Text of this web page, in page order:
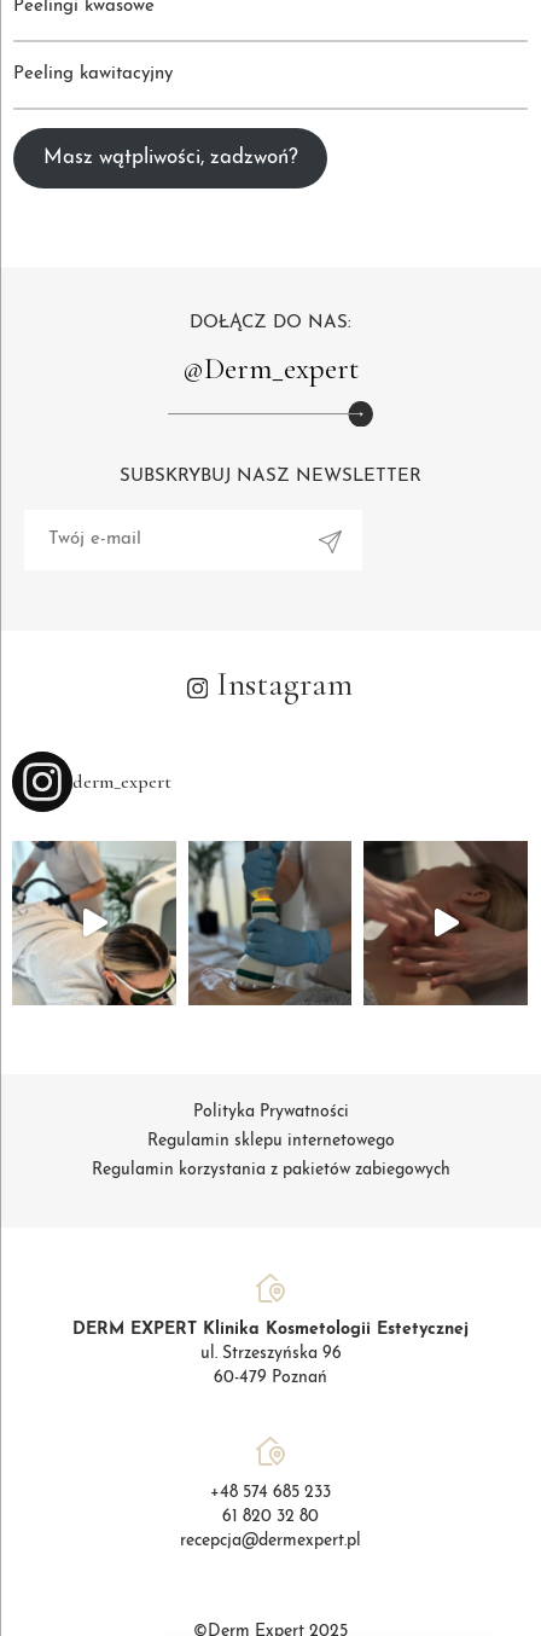
Peelingi kwasowe
Peeling kawitacyjny
Masz wątpliwości, zadzwoń?
DOŁĄCZ DO NAS:
@Derm_expert
SUBSKRYBUJ NASZ NEWSLETTER
Instagram
derm_expert
Polityka Prywatności
Regulamin sklepu internetowego
Regulamin korzystania z pakietów zabiegowych
DERM EXPERT Klinika Kosmetologii Estetycznej
ul. Strzeszyńska 96
60-479 Poznań
+48 574 685 233
61 820 32 80
recepcja@dermexpert.pl
©Derm Expert 2025